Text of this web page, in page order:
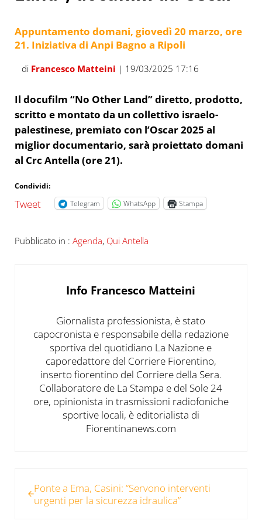
Appuntamento domani, giovedì 20 marzo, ore
21. Iniziativa di Anpi Bagno a Ripoli
di Francesco Matteini | 19/03/2025 17:16
Il docufilm “No Other Land” diretto, prodotto,
scritto e montato da un collettivo israelo-
palestinese, premiato con l’Oscar 2025 al
miglior documentario, sarà proiettato domani
al Crc Antella (ore 21).
Condividi:
Tweet Telegram WhatsApp Stampa
Pubblicato in : Agenda, Qui Antella
Info Francesco Matteini
Giornalista professionista, è stato
capocronista e responsabile della redazione
sportiva del quotidiano La Nazione e
caporedattore del Corriere Fiorentino,
inserto fiorentino del Corriere della Sera.
Collaboratore de La Stampa e del Sole 24
ore, opinionista in trasmissioni radiofoniche
sportive locali, è editorialista di
Fiorentinanews.com
Ponte a Ema, Casini: “Servono interventi
urgenti per la sicurezza idraulica”